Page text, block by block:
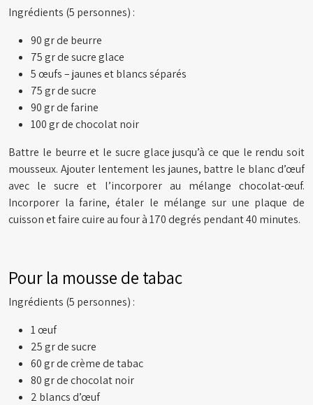
Ingrédients (5 personnes) :
90 gr de beurre
75 gr de sucre glace
5 œufs – jaunes et blancs séparés
75 gr de sucre
90 gr de farine
100 gr de chocolat noir
Battre le beurre et le sucre glace jusqu’à ce que le rendu soit
mousseux. Ajouter lentement les jaunes, battre le blanc d’œuf
avec le sucre et l’incorporer au mélange chocolat-œuf.
Incorporer la farine, étaler le mélange sur une plaque de
cuisson et faire cuire au four à 170 degrés pendant 40 minutes.
Pour la mousse de tabac
Ingrédients (5 personnes) :
1 œuf
25 gr de sucre
60 gr de crème de tabac
80 gr de chocolat noir
2 blancs d’œuf